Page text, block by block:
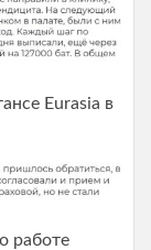
Eurasia в
работе